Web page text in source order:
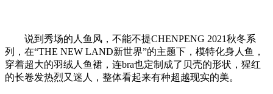
说到秀场的人鱼风，不能不提CHENPENG 2021秋冬系
列，在“THE NEW LAND新世界”的主题下，模特化身人鱼，
穿着超大的羽绒人鱼裙，连bra也定制成了贝壳的形状，猩红
的长卷发热烈又迷人，整体看起来有种超越现实的美。